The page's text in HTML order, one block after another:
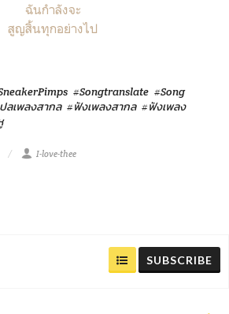
ฉันกำลังจะ
สูญสิ้นทุกอย่างไป
#Songtranslate #Song
ลเพลงสากล #ฟังเพลงสากล #ฟังเพลง
I-love-thee
SUBSCRIBE